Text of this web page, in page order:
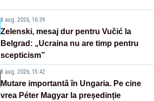
8 aug. 2026, 16:39
Zelenski, mesaj dur pentru Vučić la
Belgrad: „Ucraina nu are timp pentru
scepticism”
8 aug. 2026, 15:42
Mutare importantă în Ungaria. Pe cine
vrea Péter Magyar la președinție